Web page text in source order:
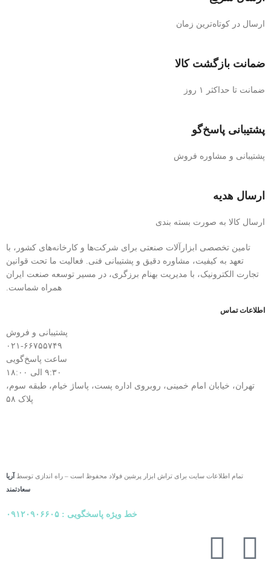
ارسال در کوتاه‌ترین زمان
ضمانت بازگشت کالا
ضمانت تا حداکثر ۱ روز
پشتیبانی پاسخ‌گو
پشتیبانی و مشاوره فروش
ارسال هدیه
ارسال کالا به صورت بسته بندی
تامین تخصصی ابزارآلات صنعتی برای شرکت‌ها و کارخانه‌های کشور، با
تعهد به کیفیت، مشاوره دقیق و پشتیبانی فنی. فعالیت ما تحت قوانین
تجارت الکترونیک، با مدیریت بهنام برزگری، در مسیر توسعه صنعت ایران
همراه شماست.
اطلاعات تماس
پشتیبانی و فروش
۰۲۱-۶۶۷۵۵۷۴۹
ساعت پاسخ‌گویی
۹:۳۰ الی ۱۸:۰۰
تهران، خیابان امام خمینی، روبروی اداره پست، پاساژ خیام، طبقه سوم،
پلاک ۵۸
تمام اطلاعات سایت برای تراش ابزار پرشین فولاد محفوظ است – راه اندازی توسط آریا
سعادتمند
خط ویژه پاسخگویی : ۰۹۱۲۰۹۰۶۶۰۵